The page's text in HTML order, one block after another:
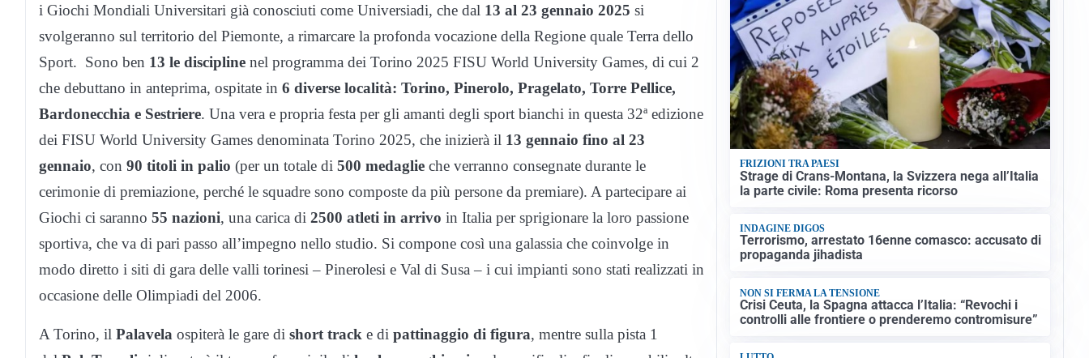
i Giochi Mondiali Universitari già conosciuti come Universiadi, che dal 13 al 23 gennaio 2025 si
svolgeranno sul territorio del Piemonte, a rimarcare la profonda vocazione della Regione quale Terra dello
Sport. Sono ben 13 le discipline nel programma dei Torino 2025 FISU World University Games, di cui 2
che debuttano in anteprima, ospitate in 6 diverse località: Torino, Pinerolo, Pragelato, Torre Pellice,
Bardonecchia e Sestriere. Una vera e propria festa per gli amanti degli sport bianchi in questa 32ª edizione
dei FISU World University Games denominata Torino 2025, che inizierà il 13 gennaio fino al 23
gennaio, con 90 titoli in palio (per un totale di 500 medaglie che verranno consegnate durante le
cerimonie di premiazione, perché le squadre sono composte da più persone da premiare). A partecipare ai
Giochi ci saranno 55 nazioni, una carica di 2500 atleti in arrivo in Italia per sprigionare la loro passione
sportiva, che va di pari passo all’impegno nello studio. Si compone così una galassia che coinvolge in
modo diretto i siti di gara delle valli torinesi – Pinerolesi e Val di Susa – i cui impianti sono stati realizzati in
occasione delle Olimpiadi del 2006.
A Torino, il Palavela ospiterà le gare di short track e di pattinaggio di figura, mentre sulla pista 1
FRIZIONI TRA PAESI
Strage di Crans-Montana, la Svizzera nega all’Italia
la parte civile: Roma presenta ricorso
INDAGINE DIGOS
Terrorismo, arrestato 16enne comasco: accusato di
propaganda jihadista
NON SI FERMA LA TENSIONE
Crisi Ceuta, la Spagna attacca l’Italia: “Revochi i
controlli alle frontiere o prenderemo contromisure”